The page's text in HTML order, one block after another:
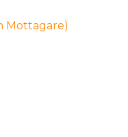
Mottagare)